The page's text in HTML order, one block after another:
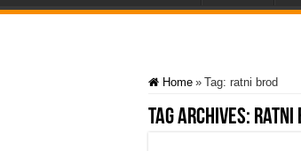
Home » Tag: ratni brod
Tag Archives: ratni